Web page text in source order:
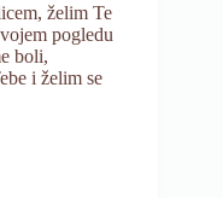
želim Te
pogledu
boli,
i želim se